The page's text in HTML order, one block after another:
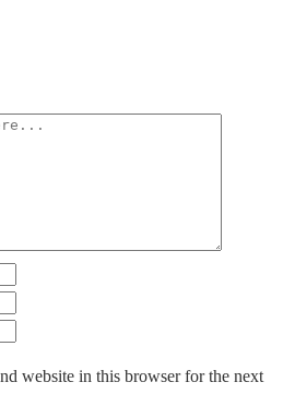
website in this browser for the next